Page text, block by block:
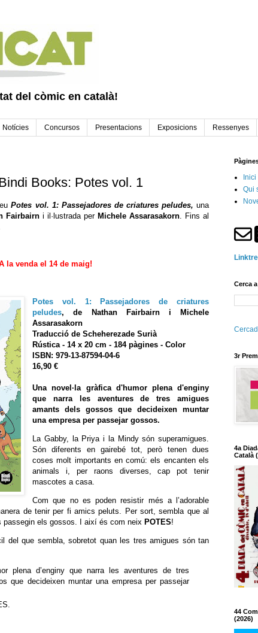
del còmic en català!
Notícies Concursos Presentacions Exposicions Ressenyes
Books: Potes vol. 1
Potes vol. 1: Passejadores de criatures peludes,una
Fairbairn i il·lustrada per Michele Assarasakorn. Fins al
la venda el 14 de maig!
Potes vol. 1: Passejadores de criatures
peludes, de Nathan Fairbairni
Michele
Assarasakorn
Traducció deScheherezade Surià
Rústica - 14 x 20 cm - 184 pàgines - Color
ISBN: 979-13-87594-04-6
16,90 €
Una novel·la gràfica d'humor plena d'enginy
que narra les aventures de tres amigues
amants dels gossos que decideixen muntar
una empresa per passejar gossos.
La Gabby, la Priya i la Mindy són superamigues.
Són diferents en gairebé tot, però tenen dues
coses molt importants en comú: els encanten els
animals i, per raons diverses, cap pot tenir
mascotes a casa.
Com que no es poden resistir més a l’adorable
de tenir per fi amics peluts. Per sort, sembla que al
passegin els gossos. I així és com neix POTES!
del que sembla, sobretot quan les tres amigues són tan
plena d’enginy que narra les aventures de tres
que decideixen muntar una empresa per passejar
Inici
Qui
Cerca
3r
4a
Català
44
(2026)